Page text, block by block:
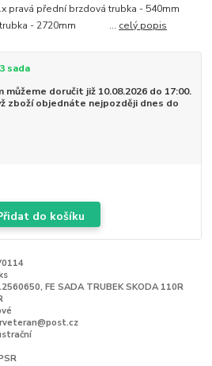
přední brzdová trubka - 540mm
- 2720mm ... celý popis
sada
můžeme doručit již 10.08.2026 do 17:00.
zboží objednáte nejpozději dnes do
do košíku
FE SADA TRUBEK SKODA 110R